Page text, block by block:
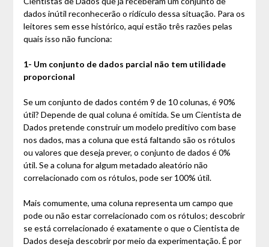
dados inútil reconhecerão o ridículo dessa situação. Para os
leitores sem esse histórico, aqui estão três razões pelas
quais isso não funciona:
1- Um conjunto de dados parcial não tem utilidade
proporcional
Se um conjunto de dados contém 9 de 10 colunas, é 90%
útil? Depende de qual coluna é omitida. Se um Cientista de
Dados pretende construir um modelo preditivo com base
nos dados, mas a coluna que está faltando são os rótulos
ou valores que deseja prever, o conjunto de dados é 0%
útil. Se a coluna for algum metadado aleatório não
correlacionado com os rótulos, pode ser 100% útil.
Mais comumente, uma coluna representa um campo que
pode ou não estar correlacionado com os rótulos; descobrir
se está correlacionado é exatamente o que o Cientista de
Dados deseja descobrir por meio da experimentação. É por